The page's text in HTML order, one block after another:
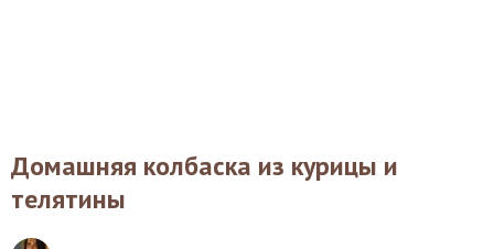
Домашняя колбаска из курицы и
телятины